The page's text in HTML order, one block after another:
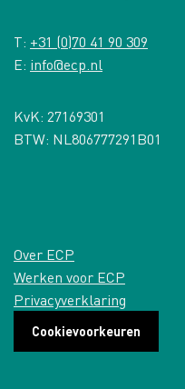
T: +31 (0)70 41 90 309
E: info@ecp.nl
KvK: 27169301
BTW: NL806777291B01
Over ECP
Werken voor ECP
Privacyverklaring
Cookievoorkeuren